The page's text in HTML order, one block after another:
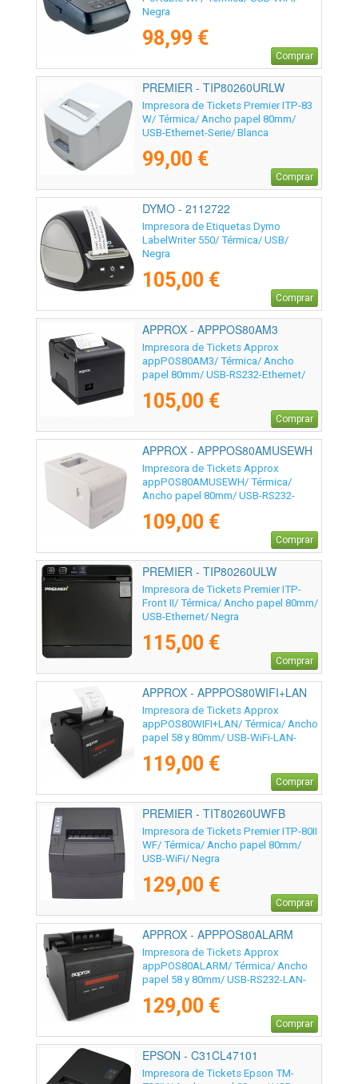
Negra
98,99 €
Comprar
PREMIER - TIP80260URLW
Impresora de Tickets Premier ITP-83
W/ Térmica/ Ancho papel 80mm/
USB-Ethernet-Serie/ Blanca
99,00 €
Comprar
DYMO - 2112722
Impresora de Etiquetas Dymo
LabelWriter 550/ Térmica/ USB/
Negra
105,00 €
Comprar
APPROX - APPPOS80AM3
Impresora de Tickets Approx
appPOS80AM3/ Térmica/ Ancho
papel 80mm/ USB-RS232-Ethernet/
105,00 €
Comprar
APPROX - APPPOS80AMUSEWH
Impresora de Tickets Approx
appPOS80AMUSEWH/ Térmica/
Ancho papel 80mm/ USB-RS232-
109,00 €
Comprar
PREMIER - TIP80260ULW
Impresora de Tickets Premier ITP-
Front II/ Térmica/ Ancho papel 80mm/
USB-Ethernet/ Negra
115,00 €
Comprar
APPROX - APPPOS80WIFI+LAN
Impresora de Tickets Approx
appPOS80WIFI+LAN/ Térmica/ Ancho
papel 58 y 80mm/ USB-WiFi-LAN-
119,00 €
Comprar
PREMIER - TIT80260UWFB
Impresora de Tickets Premier ITP-80II
WF/ Térmica/ Ancho papel 80mm/
USB-WiFi/ Negra
129,00 €
Comprar
APPROX - APPPOS80ALARM
Impresora de Tickets Approx
appPOS80ALARM/ Térmica/ Ancho
papel 58 y 80mm/ USB-RS232-LAN-
129,00 €
Comprar
EPSON - C31CL47101
Impresora de Tickets Epson TM-